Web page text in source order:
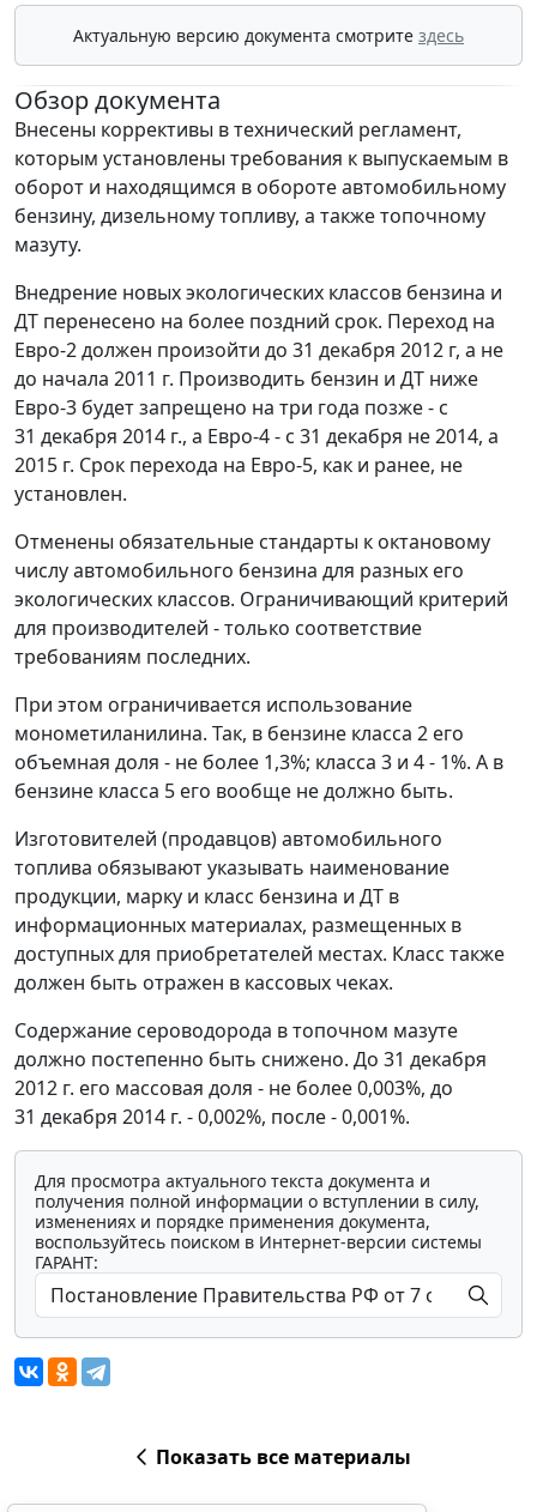
Актуальную версию документа смотрите здесь
Обзор документа
Внесены коррективы в технический регламент,
которым установлены требования к выпускаемым в
оборот и находящимся в обороте автомобильному
бензину, дизельному топливу, а также топочному
мазуту.
Внедрение новых экологических классов бензина и
ДТ перенесено на более поздний срок. Переход на
Евро-2 должен произойти до 31 декабря 2012 г, а не
до начала 2011 г. Производить бензин и ДТ ниже
Евро-3 будет запрещено на три года позже - с
31 декабря 2014 г., а Евро-4 - с 31 декабря не 2014, а
2015 г. Срок перехода на Евро-5, как и ранее, не
установлен.
Отменены обязательные стандарты к октановому
числу автомобильного бензина для разных его
экологических классов. Ограничивающий критерий
для производителей - только соответствие
требованиям последних.
При этом ограничивается использование
монометиланилина. Так, в бензине класса 2 его
объемная доля - не более 1,3%; класса 3 и 4 - 1%. А в
бензине класса 5 его вообще не должно быть.
Изготовителей (продавцов) автомобильного
топлива обязывают указывать наименование
продукции, марку и класс бензина и ДТ в
информационных материалах, размещенных в
доступных для приобретателей местах. Класс также
должен быть отражен в кассовых чеках.
Содержание сероводорода в топочном мазуте
должно постепенно быть снижено. До 31 декабря
2012 г. его массовая доля - не более 0,003%, до
31 декабря 2014 г. - 0,002%, после - 0,001%.
Для просмотра актуального текста документа и
получения полной информации о вступлении в силу,
изменениях и порядке применения документа,
воспользуйтесь поиском в Интернет-версии системы
ГАРАНТ:
Показать все материалы